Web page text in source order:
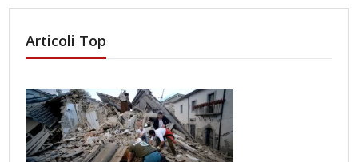
Articoli Top